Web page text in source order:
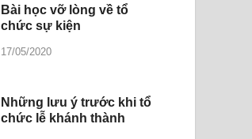
Bài học vỡ lòng về tổ
chức sự kiện
17/05/2020
Những lưu ý trước khi tổ
chức lễ khánh thành